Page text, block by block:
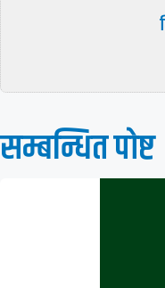
सम्बन्धित पाेष्ट